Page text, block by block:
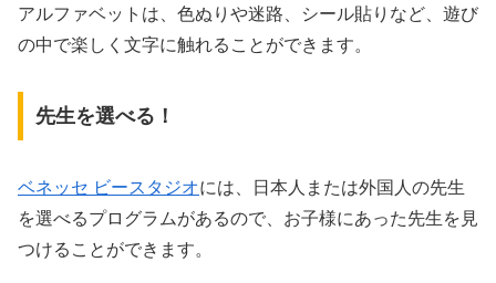
アルファベットは、色ぬりや迷路、シール貼りなど、遊び
の中で楽しく文字に触れることができます。
先生を選べる！
ベネッセ ビースタジオには、日本人または外国人の先生
を選べるプログラムがあるので、お子様にあった先生を見
つけることができます。